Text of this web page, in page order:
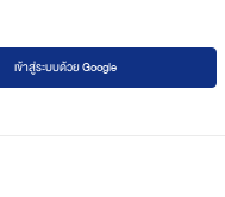
เข้าสู่ระบบด้วย Google